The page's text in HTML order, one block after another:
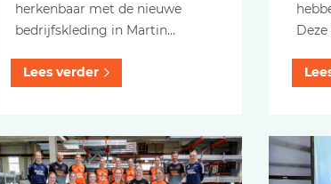
herkenbaar met de nieuwe
bedrijfskleding in Martin…
Lees verder